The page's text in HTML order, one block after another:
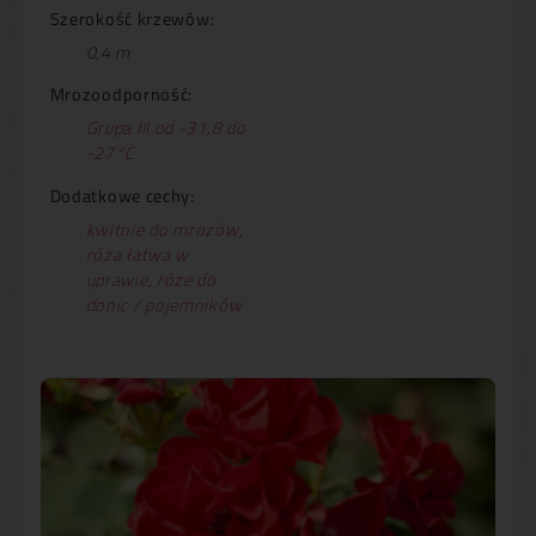
Szerokość krzewów:
0,4 m
Mrozoodporność:
Grupa III od -31,8 do
-27°C
Dodatkowe cechy:
kwitnie do mrozów,
róża łatwa w
uprawie, róże do
donic / pojemników